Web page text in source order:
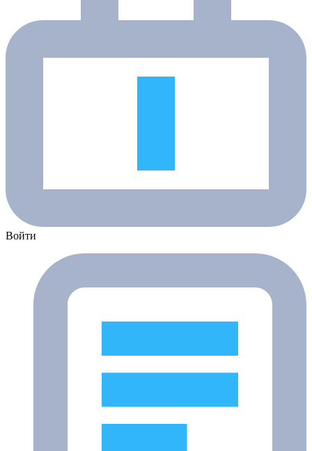
Войти